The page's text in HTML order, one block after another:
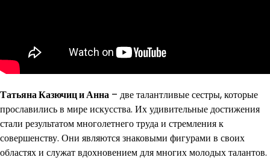
Татьяна Казючиц и Анна – две талантливые сестры, которые
прославились в мире искусства. Их удивительные достижения
стали результатом многолетнего труда и стремления к
совершенству. Они являются знаковыми фигурами в своих
областях и служат вдохновением для многих молодых талантов.